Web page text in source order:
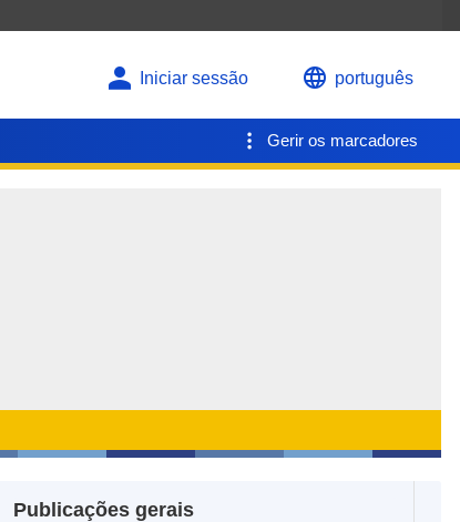
Iniciar sessão português
Gerir os marcadores
Publicações gerais